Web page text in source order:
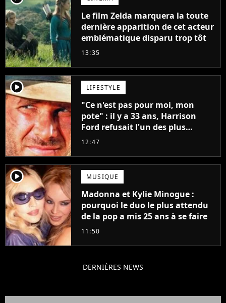
Le film Zelda marquera la toute
dernière apparition de cet acteur
emblématique disparu trop tôt
13:35
player2 LIFESTYLE
"Ce n'est pas pour moi, mon
pote" : il y a 33 ans, Harrison
Ford refusait l'un des plus
grands succès de tous les temps
12:47
player2 MUSIQUE
Madonna et Kylie Minogue :
pourquoi le duo le plus attendu
de la pop a mis 25 ans à se faire
11:50
DERNIÈRES NEWS